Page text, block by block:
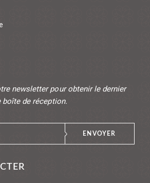
newsletter pour obtenir le dernier
de réception.
ENVOYER